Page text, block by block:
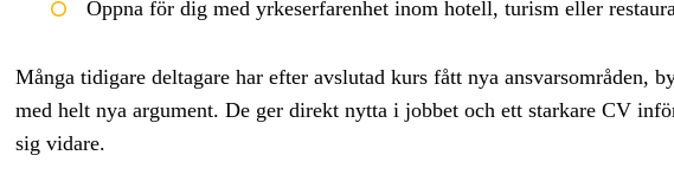
Öppna för dig med yrkeserfarenhet inom hotell, turism eller
Många tidigare deltagare har efter avslutad kurs fått nya ansvarsområden,
med helt nya argument. De ger direkt nytta i jobbet och ett starkare CV
sig vidare.